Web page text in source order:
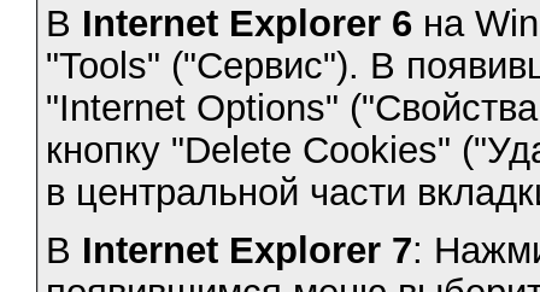
В Internet Explorer 6 на
"Tools" ("Сервис"). В
"Internet Options"
кнопку "Delete Cookies"
в центральной части
В Internet Explorer 7: